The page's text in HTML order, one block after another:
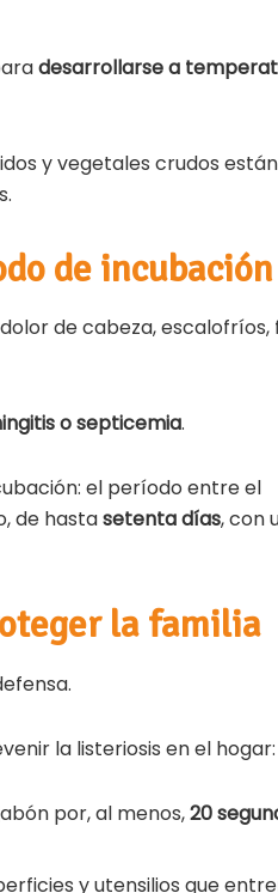
desarrollarse a
y vegetales crudos están
de incubación
de cabeza,
o septicemia.
el período entre el
de hastasetenta días, con
la familia
la listeriosis en el hogar:
por, al menos,20
y utensilios que